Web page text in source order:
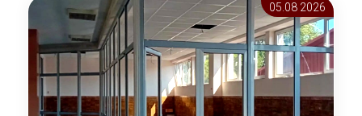
05.08 2026